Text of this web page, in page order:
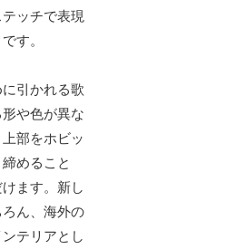
ッチで表現
す。
引かれる歌
や色が異な
部をホビッ
めること
ます。新し
ん、海外の
テリアとし